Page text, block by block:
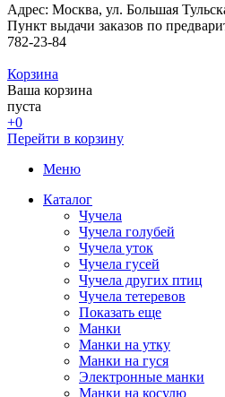
Адрес: Москва, ул. Большая
Пункт выдачи заказов по
782-23-84
Корзина
Ваша корзина
пуста
+0
Перейти в корзину
Меню
Каталог
Чучела
Чучела голубей
Чучела уток
Чучела гусей
Чучела других птиц
Чучела тетеревов
Показать еще
Манки
Манки на утку
Манки на гуся
Электронные манки
Манки на косулю